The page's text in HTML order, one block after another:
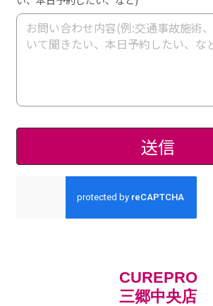
CUREPRO
三郷中央店